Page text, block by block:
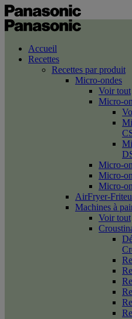
Accueil
Recettes
Recettes par produit
Micro-ondes
Voir tout
Micro-
Micro-
Micro-
Micro-
AirFryer-
Machines à
Voir tout